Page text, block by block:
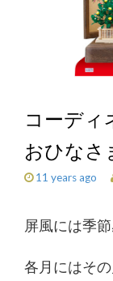
コーディ
おひな
11 years ago
屏風には季
各月にはその